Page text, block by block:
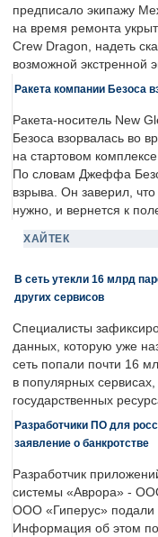
предписало экипажу
на время ремонта
Crew Dragon, надеть
возможной экстренной
Ракета компании Безоса
Ракета-носитель New
Безоса взорвалась во
на стартовом
По словам Джеффа
взрыва. Он заверил,
нужно, и вернется к
ХАЙТЕК
В сеть утекли 16 млрд
других сервисов
Специалисты
данных, которую уже
сеть попали почти 16
в популярных
государственных
Разработчики ПО для
заявление о банкротстве
Разработчик
системы «Аврора» -
ООО «Гиперус» подали
Информация об этом